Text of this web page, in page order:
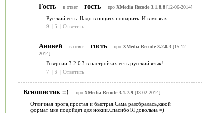
Гость в ответ гость про XMedia Recode 3.1.8.8[12-06-2014]
Русский есть. Надо в опциях пошарить. И в мозгах.
9
| 6 | Ответить
Аникей в ответ гость про XMedia Recode 3.2.0.3[15-12-
2014]
В версии 3.2.0.3 в настройках есть русский язык!
7
| 6 | Ответить
Ксюшистик =) про XMedia Recode 3.1.7.9[13-02-2014]
Отличная прога,простая и быстрая.Сама разобралась,какой
формат мне подойдет для нокии.Спасибо!Я довольна =)